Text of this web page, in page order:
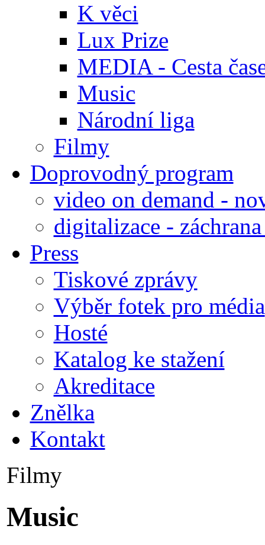
K věci
Lux Prize
MEDIA - Cesta
Music
Národní liga
Filmy
Doprovodný program
video on demand -
digitalizace -
Press
Tiskové zprávy
Výběr fotek pro média
Hosté
Katalog ke stažení
Akreditace
Znělka
Kontakt
Filmy
Music